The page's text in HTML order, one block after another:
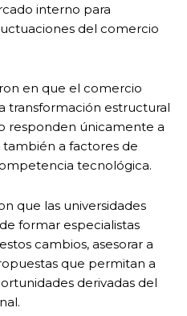
interno para
del comercio
en que el comercio
transformación estructural
responden únicamente a
también a factores de
tecnológica.
que las universidades
formar especialistas
cambios, asesorar a
que permitan a
derivadas del